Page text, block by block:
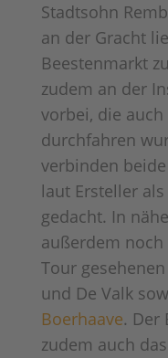
Stadtsohn
an der Gracht
Beestenmarkt
zudem an der
vorbei, die
durchfahren
verbinden
laut Ersteller
gedacht. In
außerdem
Tour
und De Valk
Boerhaave. Der
zudem auch